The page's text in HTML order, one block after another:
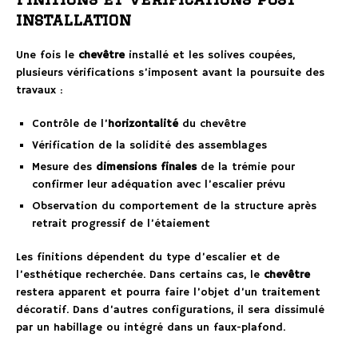
installation
Une fois le chevêtreinstallé et les solives coupées,
plusieurs vérifications s’imposent avant la poursuite des
travaux :
Contrôle de l’horizontalitédu chevêtre
Vérification de la solidité des assemblages
Mesure des dimensions finalesde la trémie pour
confirmer leur adéquation avec l’escalier prévu
Observation du comportement de la structure après
retrait progressif de l’étaiement
Les finitions dépendent du type d’escalier et de
l’esthétique recherchée. Dans certains cas, le chevêtre
restera apparent et pourra faire l’objet d’un traitement
décoratif. Dans d’autres configurations, il sera dissimulé
par un habillage ou intégré dans un faux-plafond.